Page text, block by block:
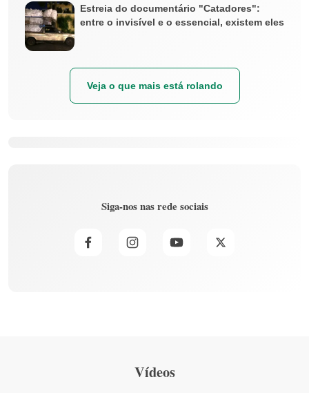
Estreia do documentário "Catadores":
entre o invisível e o essencial, existem eles
Veja o que mais está rolando
Siga-nos nas rede sociais
Vídeos